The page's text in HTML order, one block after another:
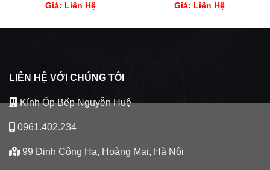
Giá: Liên Hệ
Giá: Liên Hệ
LIÊN HỆ VỚI CHÚNG TÔI
Kính Ốp Bếp Nguyễn Huệ
0961.402.234
99 Định Công Hạ, Hoàng Mai, Hà Nội